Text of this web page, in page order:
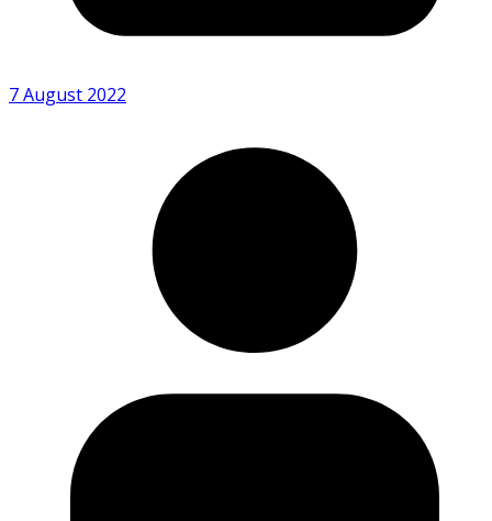
7 August 2022